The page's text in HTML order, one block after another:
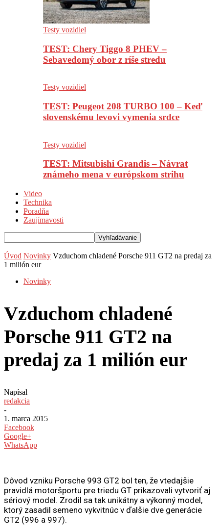
Testy vozidiel
TEST: Chery Tiggo 8 PHEV –
Sebavedomý obor z ríše stredu
Testy vozidiel
TEST: Peugeot 208 TURBO 100 – Keď
slovenskému levovi vymenia srdce
Testy vozidiel
TEST: Mitsubishi Grandis – Návrat
známeho mena v európskom strihu
Video
Technika
Poradňa
Zaujímavosti
Úvod Novinky Vzduchom chladené Porsche 911 GT2 na predaj za
1 milión eur
Novinky
Vzduchom chladené
Porsche 911 GT2 na
predaj za 1 milión eur
Napísal
redakcia
-
1. marca 2015
Facebook
Google+
WhatsApp
Dôvod vzniku Porsche 993 GT2 bol ten, že vtedajšie
pravidlá motoršportu pre triedu GT prikazovali vytvoriť aj
sériový model. Zrodil sa tak unikátny a výkonný model,
ktorý zasadil semeno vykvitnúc v ďalšie dve generácie
GT2 (996 a 997).